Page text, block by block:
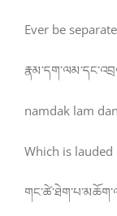
Ever be
namdak lam
Which is